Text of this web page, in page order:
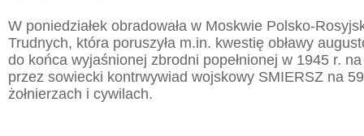
W poniedziałek obradowała w Moskwie Polsko-
Trudnych, która poruszyła m.in. kwestię obławy
do końca wyjaśnionej zbrodni popełnionej w 1945 r.
przez sowiecki kontrwywiad wojskowy SMIERSZ na
żołnierzach i cywilach.